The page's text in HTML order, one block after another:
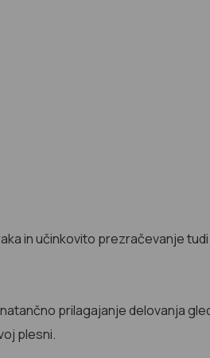
in učinkovito prezračevanje tudi
prilagajanje delovanja
plesni.